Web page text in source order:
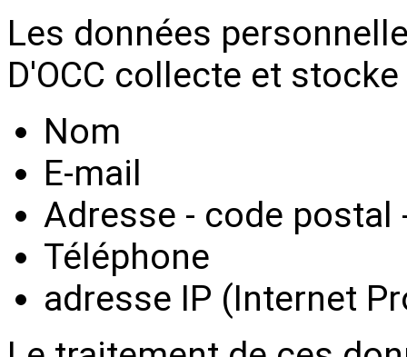
Les données
D'OCC collecte et
Nom
E-mail
Adresse - code postal
Téléphone
adresse IP (Internet